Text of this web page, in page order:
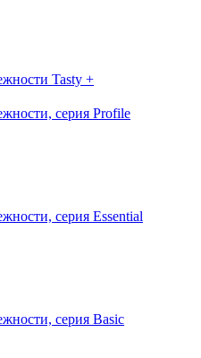
Tasty +
серия Profile
серия Essential
серия Basic